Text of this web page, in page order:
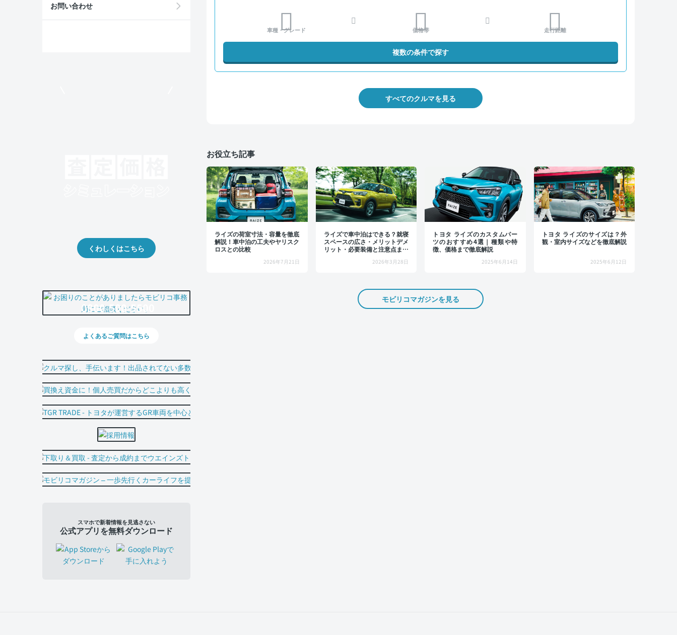
車種・グレード 価格帯 走行距離
複数の条件で探す
すべてのクルマを見る
お役立ち記事
ライズの荷室寸法・容量を徹底
解説！車中泊の工夫やヤリスク
ロスとの比較
2026年7月21日
ライズで車中泊はできる？就寝
スペースの広さ・メリットデメ
リット・必要装備と注意点まと
2026年3月28日
トヨタ ライズのカスタムパー
ツのおすすめ4選｜種類や特
徴、価格まで徹底解説
2025年6月14日
トヨタ ライズのサイズは？外
観・室内サイズなどを徹底解説
2025年6月12日
モビリコマガジンを見る
お問い合わせ
くわしくはこちら
0800-500-5500
よくあるご質問はこちら
スマホで新着情報を見逃さない
公式アプリを無料ダウンロード